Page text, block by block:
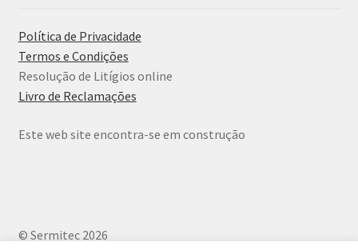
Política de Privacidade
Termos e Condições
Resolução de Litígios online
Livro de Reclamações
Este web site encontra-se em construção
© Sermitec 2026